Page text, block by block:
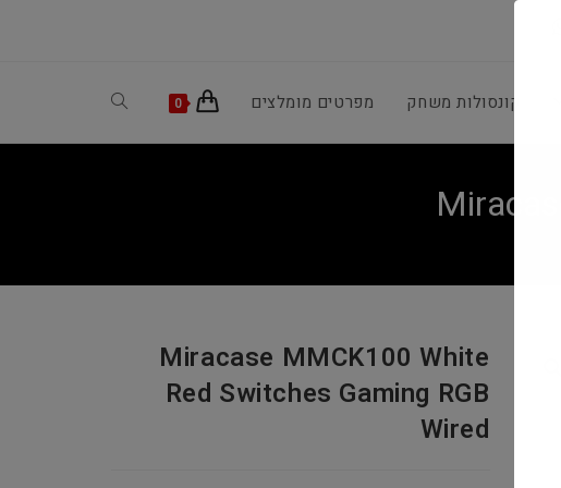
קונסולות משחק מפרטים מומלצים 0
Toggle
Miracase MMCK100 White
Red Switches Gaming RGB
Wired